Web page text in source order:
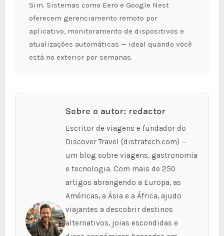
Sim. Sistemas como Eero e Google Nest
oferecem gerenciamento remoto por
aplicativo, monitoramento de dispositivos e
atualizações automáticas — ideal quando você
está no exterior por semanas.
Sobre o autor: redactor
Escritor de viagens e fundador do
Discover Travel (distratech.com) —
um blog sobre viagens, gastronomia
e tecnologia. Com mais de 250
artigos abrangendo a Europa, as
Américas, a Ásia e a África, ajudo
viajantes a descobrir destinos
alternativos, joias escondidas e